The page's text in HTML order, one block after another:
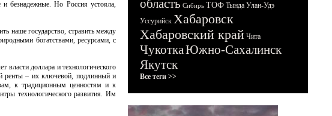
безнадежные. Но Россия устояла,
наше государство, стравить между
богатствами, ресурсами, с
власти доллара и технологического
ренты – их ключевой, подлинный и
к традиционным ценностям и к
технологического развития. Им
область Сибирь ТОФ Тында Улан-Удэ
Уссурийск Хабаровск
Хабаровский край Чита
ЧукоткаЮжно-Сахалинск
Якутск
Все теги >>